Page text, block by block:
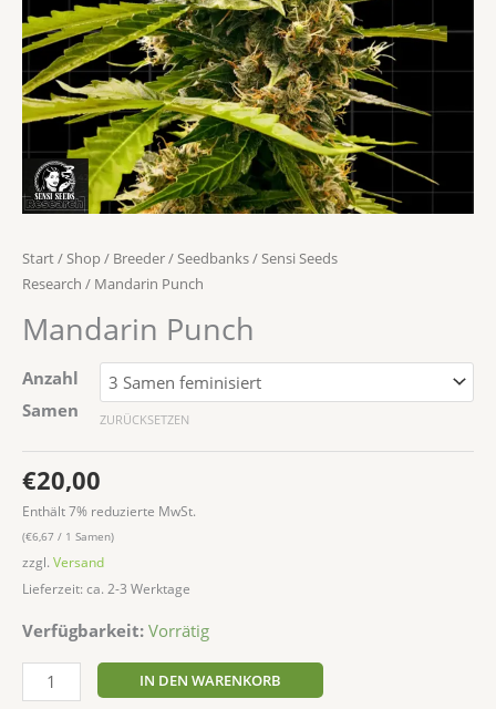
Start/Shop/ Breeder / Seedbanks/Sensi Seeds
Research / Mandarin Punch
Mandarin Punch
Anzahl
Samen
ZURÜCKSETZEN
€20,00
Enthält 7% reduzierte MwSt.
(€6,67 / 1 Samen)
zzgl. Versand
Lieferzeit: ca. 2-3 Werktage
Verfügbarkeit: Vorrätig
IN DEN WARENKORB